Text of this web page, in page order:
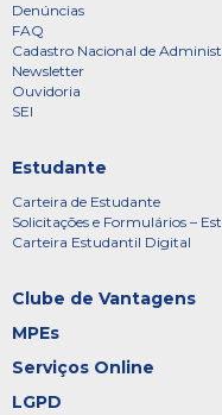
Denúncias
FAQ
Cadastro Nacional de
Newsletter
Ouvidoria
SEI
Estudante
Carteira de Estudante
Solicitações e Formulários –
Carteira Estudantil Digital
Clube de Vantagens
MPEs
Serviços Online
LGPD